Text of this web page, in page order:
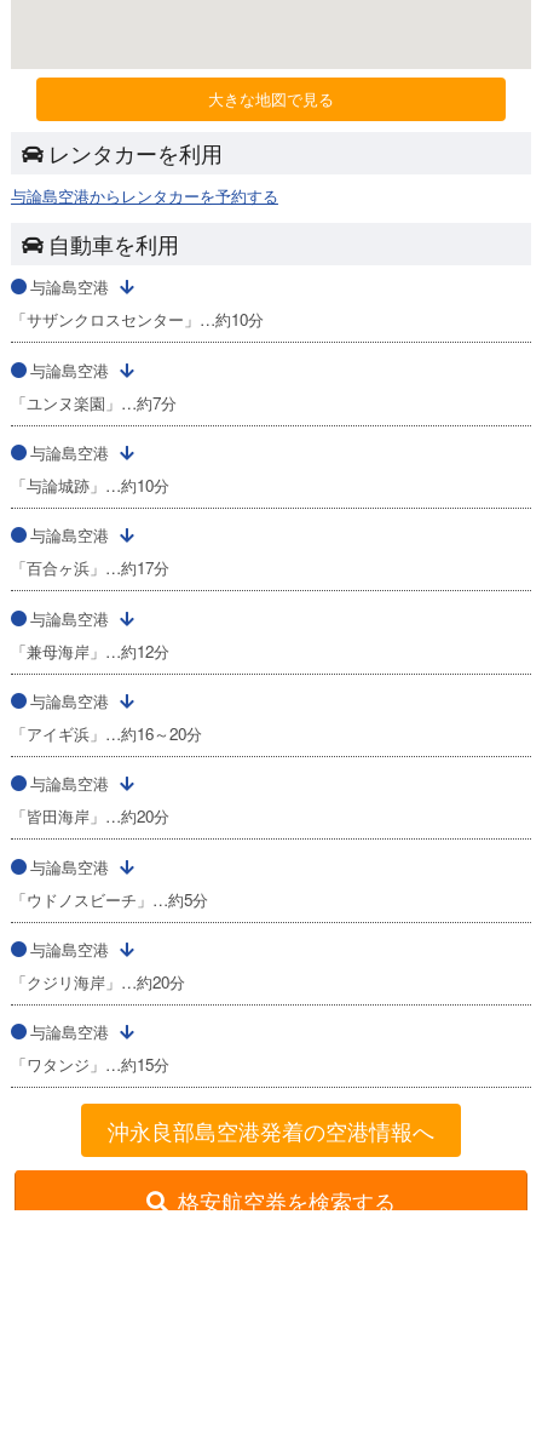
大きな地図で見る
レンタカーを利用
与論島空港からレンタカーを予約する
自動車を利用
与論島空港
「サザンクロスセンター」…約10分
与論島空港
「ユンヌ楽園」…約7分
与論島空港
「与論城跡」…約10分
与論島空港
「百合ヶ浜」…約17分
与論島空港
「兼母海岸」…約12分
与論島空港
「アイギ浜」…約16～20分
与論島空港
「皆田海岸」…約20分
与論島空港
「ウドノスビーチ」…約5分
与論島空港
「クジリ海岸」…約20分
与論島空港
「ワタンジ」…約15分
沖永良部島空港発着の空港情報へ
格安航空券を検索する